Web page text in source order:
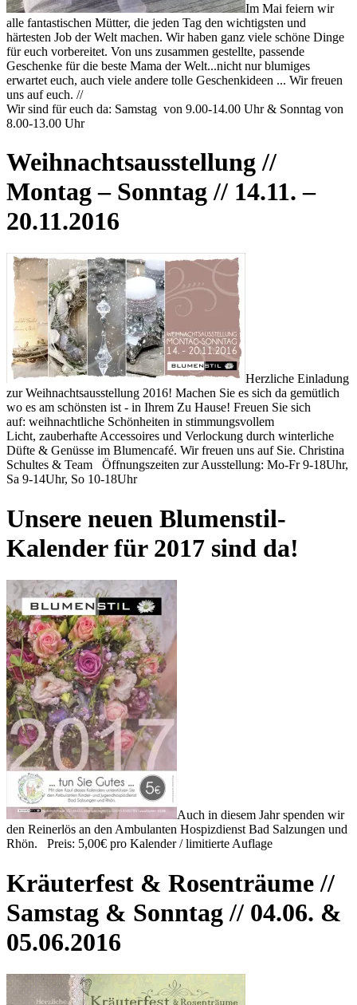
Im Mai feiern wir
alle fantastischen Mütter, die jeden Tag den wichtigsten und
härtesten Job der Welt machen. Wir haben ganz viele schöne Dinge
für euch vorbereitet. Von uns zusammen gestellte, passende
Geschenke für die beste Mama der Welt...nicht nur blumiges
erwartet euch, auch viele andere tolle Geschenkideen ... Wir freuen
uns auf euch. //
Wir sind für euch da: Samstag von 9.00-14.00 Uhr & Sonntag von
8.00-13.00 Uhr
Weihnachtsausstellung //
Montag – Sonntag // 14.11. –
20.11.2016
Herzliche Einladung
zur Weihnachtsausstellung 2016! Machen Sie es sich da gemütlich
wo es am schönsten ist - in Ihrem Zu Hause! Freuen Sie sich
auf: weihnachtliche Schönheiten in stimmungsvollem
Licht, zauberhafte Accessoires und Verlockung durch winterliche
Düfte & Genüsse im Blumencafé. Wir freuen uns auf Sie. Christina
Schultes & Team Öffnungszeiten zur Ausstellung: Mo-Fr 9-18Uhr,
Sa 9-14Uhr, So 10-18Uhr
Unsere neuen Blumenstil-
Kalender für 2017 sind da!
Auch in diesem Jahr spenden wir
den Reinerlös an den Ambulanten Hospizdienst Bad Salzungen und
Rhön. Preis: 5,00€ pro Kalender / limitierte Auflage
Kräuterfest & Rosenträume //
Samstag & Sonntag // 04.06. &
05.06.2016